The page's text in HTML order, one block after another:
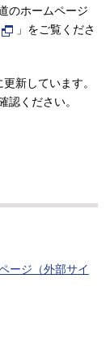
のホームページ
」をご覧くださ
新しています。
ください。
ージ（外部サイ